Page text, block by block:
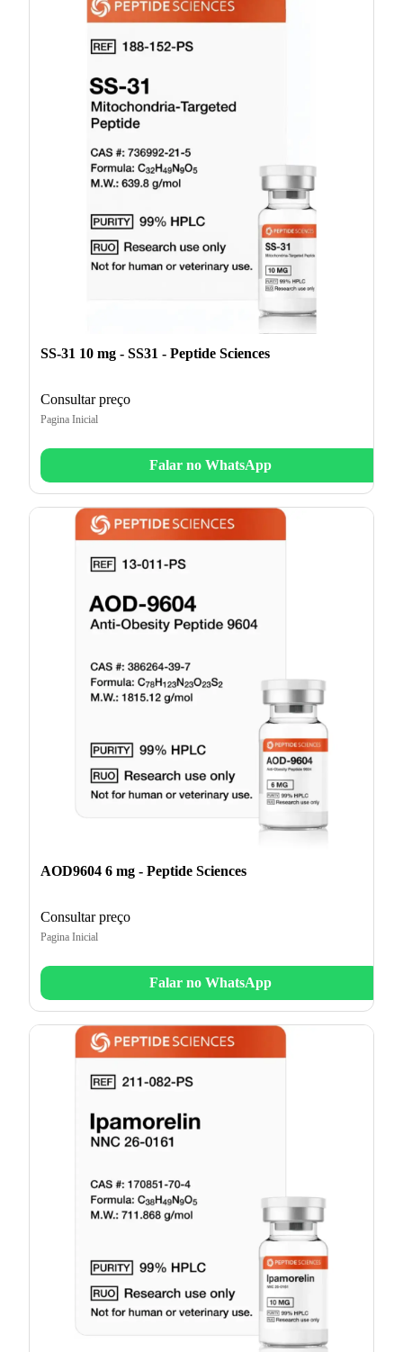
SS-31 10 mg - SS31 - Peptide Sciences
Consultar preço
Pagina Inicial
Falar no WhatsApp
AOD9604 6 mg - Peptide Sciences
Consultar preço
Pagina Inicial
Falar no WhatsApp